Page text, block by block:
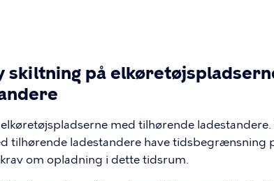
skiltning på
med tilhørende
tilhørende ladestandere have tidsbegrænsning
om opladning i dette tidsrum.